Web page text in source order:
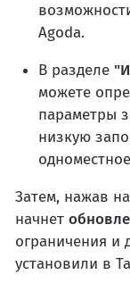
Agoda.
В разделе
можете
параметры
низкую
Затем, нажав
начнет
ограничения и
установили в